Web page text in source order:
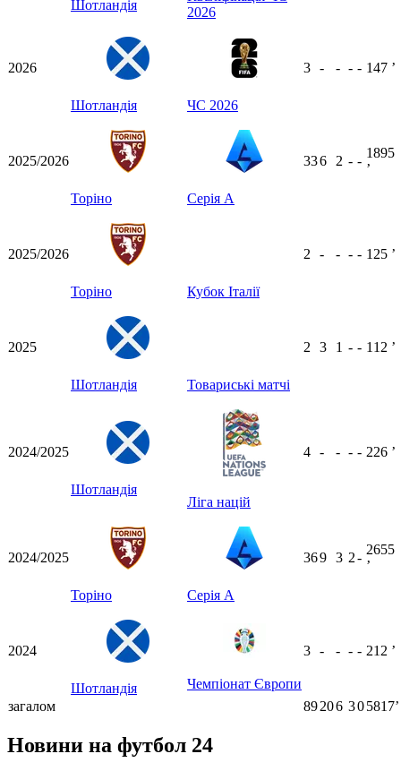
Шотландія
2026
2026
Шотландія ЧС 2026
3 - - - - 147 ʼ
2025/2026
Торіно Серія А
336 2 - -
1895
ʼ
2025/2026
Торіно Кубок Італії
2 - - - - 125 ʼ
2025
Шотландія Товариські матчі
2 3 1 - - 112 ʼ
2024/2025
Шотландія
Ліга націй
4 - - - - 226 ʼ
2024/2025
Торіно Серія А
369 3 2-
2655
ʼ
2024
Шотландія Чемпіонат Європи
3 - - - - 212 ʼ
загалом 89206 305817ʼ
Новини на футбол 24